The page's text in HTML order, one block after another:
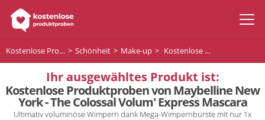
Kostenlose Produktproben Schönheit Make-up Kostenlose Produktproben von Maybelline New York - The Colossal Volum' Express Mascara
Ihr ausgewähltes Produkt ist:
Kostenlose Produktproben von Maybelline New
York - The Colossal Volum' Express Mascara
Ultimativ voluminöse Wimpern dank Mega-Wimpernbürste mit nur 1x